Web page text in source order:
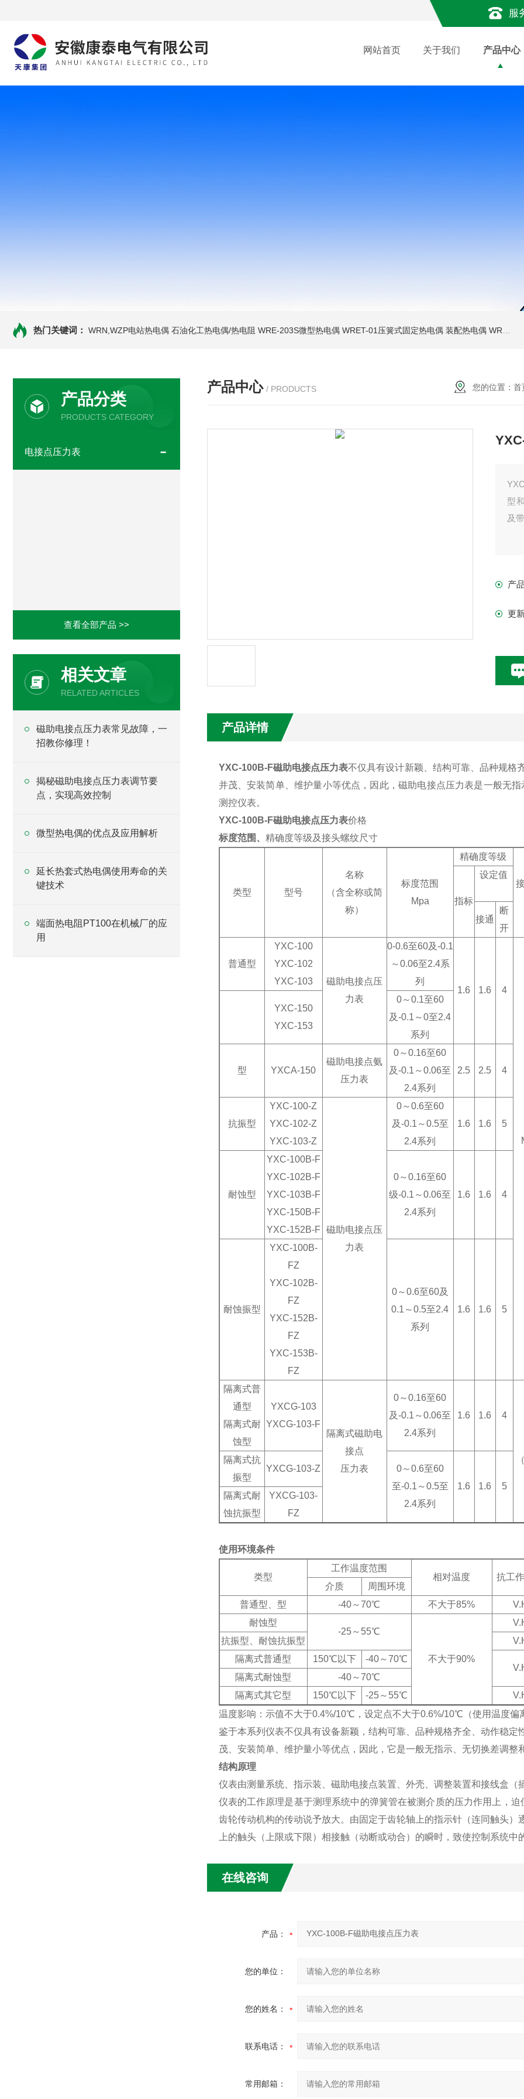
服
网站首页 关于我们 产品中心
热门关键词： WRN,WZP电站热电偶 石油化工热电偶/热电阻 WRE-203S微型热电偶 WRET-01压簧式固定热电偶 装配热电偶 WRP高温贵金属铂铑热电偶
产品分类
PRODUCTS CATEGORY
电接点压力表
查看全部产品 >>
相关文章
RELATED ARTICLES
磁助电接点压力表常见故障，一
招教你修理！
揭秘磁助电接点压力表调节要
点，实现高效控制
微型热电偶的优点及应用解析
延长热套式热电偶使用寿命的关
键技术
端面热电阻PT100在机械厂的应
用
产品中心 / PRODUCTS 您的位置： 首
型
及
产
更
产品详情
YXC-100B-F磁助电接点压力表不仅具有设计新颖、结构可靠、品种规格
并茂、安装简单、维护量小等优点，因此，磁助电接点压力表是一般无
测控仪表。
YXC-100B-F磁助电接点压力表价格
标度范围、 精确度等级及接头螺纹尺寸
类型 型号
名称
（含全称或简
称）
标度范围
Mpa
精确度等级
指标
设定值
接通
断
开
普通型
YXC-100
YXC-102
YXC-103
磁助电接点压
力表
0-0.6至60及-0.1
～0.06至2.4系
列
1.6
1.6 4
YXC-150
YXC-153
0～0.1至60
及-0.1～0至2.4
系列
型 YXCA-150
磁助电接点氨
压力表
0～0.16至60
及-0.1～0.06至
2.4系列
2.5 2.5 4
抗振型
YXC-100-Z
YXC-102-Z
YXC-103-Z
磁助电接点压
力表
0～0.6至60
及-0.1～0.5至
2.4系列
1.6 1.6 5
耐蚀型
YXC-100B-F
YXC-102B-F
YXC-103B-F
YXC-150B-F
YXC-152B-F
0～0.16至60
级-0.1～0.06至
2.4系列
1.6 1.6 4
耐蚀振型
YXC-100B-
FZ
YXC-102B-
FZ
YXC-152B-
FZ
YXC-153B-
FZ
0～0.6至60及
0.1～0.5至2.4
系列
1.6 1.6 5
隔离式普
通型
隔离式耐
蚀型
YXCG-103
YXCG-103-F
隔离式磁助电
接点
压力表
0～0.16至60
及-0.1～0.06至
2.4系列
1.6 1.6 4
隔离式抗
振型
YXCG-103-Z
0～0.6至60
至-0.1～0.5至
2.4系列
1.6 1.6
5
隔离式耐
蚀抗振型
YXCG-103-
FZ
使用环境条件
类型
工作温度范围
相对温度
抗工
介质
周围环境
普通型、型
-40～70℃ 不大于85%
耐蚀型
-25～55℃
不大于90%
抗振型、耐蚀抗振型
隔离式普通型
150℃以下
-40～70℃
隔离式耐蚀型
-40～70℃
隔离式其它型
150℃以下 -25～55℃
温度影响：示值不大于0.4%/10℃，设定点不大于0.6%/10℃（使用温度
鉴于本系列仪表不仅具有设备新颖，结构可靠、品种规格齐全、动作稳
茂、安装简单、维护量小等优点，因此，它是一般无指示、无切换差调
结构原理
仪表由测量系统、指示装、磁助电接点装置、外壳、调整装置和接线盒（
仪表的工作原理是基于测理系统中的弹簧管在被测介质的压力作用上，
齿轮传动机构的传动说予放大。由固定于齿轮轴上的指示针（连同触头
上的触头（上限或下限）相接触（动断或动合）的瞬时，致使控制系统
在线咨询
产品：
您的单位：
您的姓名：
联系电话：
常用邮箱：